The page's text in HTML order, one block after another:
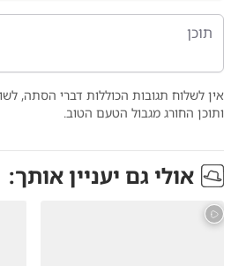
אין לשלוח תגובות הכוללות דברי הסתה,
ותוכן החורג מגבול הטעם הטוב.
אולי גם יעניין אותך: